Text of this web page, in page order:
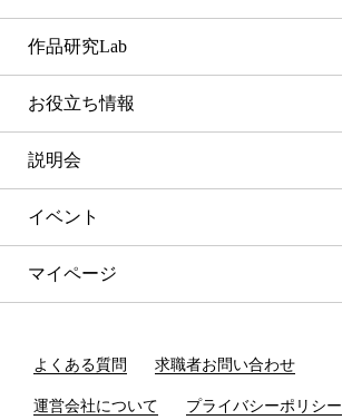
作品研究Lab
お役立ち情報
説明会
イベント
マイページ
よくある質問 求職者お問い合わせ
運営会社について
プライバシーポリシー